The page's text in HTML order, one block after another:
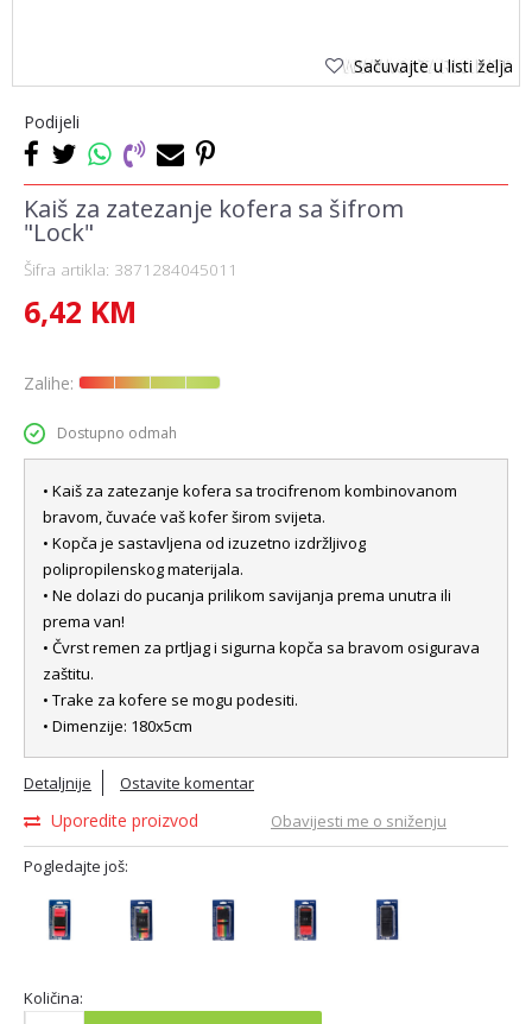
Sačuvajte u listi želja
Podijeli
Kaiš za zatezanje kofera sa šifrom
"Lock"
Šifra artikla: 3871284045011
6,42 KM
Zalihe:
Dostupno odmah
• Kaiš za zatezanje kofera sa trocifrenom kombinovanom
bravom, čuvaće vaš kofer širom svijeta.
• Kopča je sastavljena od izuzetno izdržljivog
polipropilenskog materijala.
• Ne dolazi do pucanja prilikom savijanja prema unutra ili
prema van!
• Čvrst remen za prtljag i sigurna kopča sa bravom osigurava
zaštitu.
• Trake za kofere se mogu podesiti.
• Dimenzije: 180x5cm
Detaljnije Ostavite komentar
Uporedite proizvod Obavijesti me o sniženju
Pogledajte još:
Količina: